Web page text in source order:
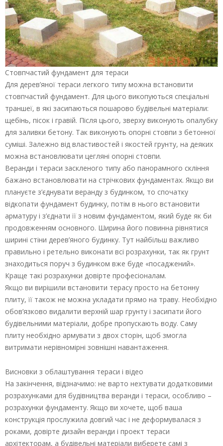
Стовпчастий фундамент для тераси
Для дерев’яної тераси легкого типу можна встановити
стовпчастий фундамент. Для цього викопуються спеціальні
траншеї, в які засипаються пошарово будівельні матеріали:
щебінь, пісок і гравій. Після цього, зверху виконують опалубку
для заливки бетону. Так виконують опорні стовпи з бетонної
суміші. Залежно від властивостей і якостей грунту, на деяких
можна встановлювати цегляні опорні стовпи.
Веранди і тераси заскленого типу або панорамного скління
бажано встановлювати на стрічкових фундаментах. Якщо ви
плануєте з’єднувати веранду з будинком, то спочатку
відкопати фундамент будинку, потім в нього встановити
арматуру і з’єднати її з новим фундаментом, який буде як би
продовженням основного. Ширина його повинна рівнятися
ширині стіни дерев’яного будинку. Тут найбільш важливо
правильно і ретельно виконати всі розрахунки, так як грунт
знаходиться поруч з будинком вже буде «посаджений».
Краще такі розрахунки довірте професіоналам.
Якщо ви вирішили встановити терасу просто на бетонну
плиту, її також не можна укладати прямо на траву. Необхідно
обов’язково видалити верхній шар грунту і засипати його
будівельними матеріали, добре пропускають воду. Саму
плиту необхідно армувати з двох сторін, щоб змогла
витримати нерівномірні зовнішні навантаження.
Висновки з облаштування тераси і відео
На закінчення, відзначимо: не варто нехтувати додатковими
розрахунками для будівництва веранди і тераси, особливо –
розрахунки фундаменту. Якщо ви хочете, щоб ваша
конструкція прослужила довгий час і не деформувалася з
роками, довірте дизайн веранди і проект тераси
архітекторам, а будівельні матеріали виберете самі з